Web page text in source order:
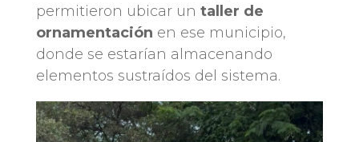
permitieron ubicar un taller de
ornamentación en ese municipio,
donde se estarían almacenando
elementos sustraídos del sistema.